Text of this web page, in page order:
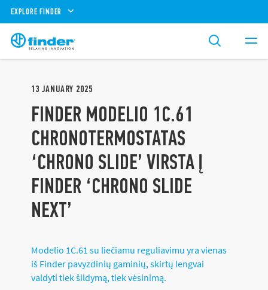
EXPLORE FINDER
13 JANUARY 2025
FINDER MODELIO 1C.61
CHRONOTERMOSTATAS
‘CHRONO SLIDE’ VIRSTA Į
FINDER ‘CHRONO SLIDE
NEXT’
Modelio 1C.61 su liečiamu reguliavimu yra vienas
iš Finder pavyzdinių gaminių, skirtų lengvai
valdyti tiek šildymą, tiek vėsinimą.